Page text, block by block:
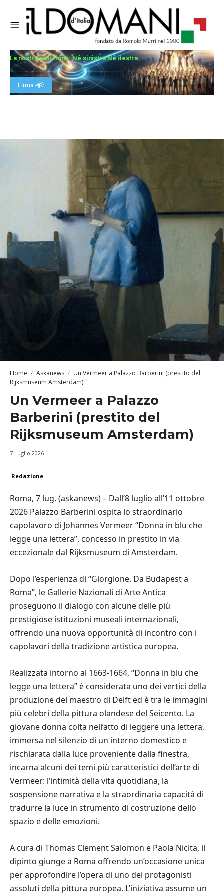
La nostra petizione: Né sinistra Né destra
Firma -
Home Askanews
Un Vermeer a Palazzo Barberini (prestito del
Rijksmuseum Amsterdam)
Un Vermeer a Palazzo
Barberini (prestito del
Rijksmuseum Amsterdam)
7 Luglio 2026
Redazione
Roma, 7 lug. (askanews) – Dall’8 luglio all’11 ottobre
2026 Palazzo Barberini ospita lo straordinario
capolavoro di Johannes Vermeer “Donna in blu che
legge una lettera”, concesso in prestito in via
eccezionale dal Rijksmuseum di Amsterdam.
Dopo l’esperienza di “Giorgione. Da Budapest a
Roma”, le Gallerie Nazionali di Arte Antica
proseguono il dialogo con alcune delle più
prestigiose istituzioni museali internazionali,
offrendo una nuova opportunità di incontro con i
capolavori della tradizione artistica europea.
Realizzata intorno al 1663-1664, “Donna in blu che
legge una lettera” è considerata uno dei vertici della
produzione del maestro di Delft ed è tra le immagini
più celebri della pittura olandese del Seicento. La
giovane donna colta nell’atto di leggere una lettera,
immersa nel silenzio di un interno domestico e
rischiarata dalla luce proveniente dalla finestra,
incarna alcuni dei temi più caratteristici dell’arte di
Vermeer: l’intimità della vita quotidiana, la
sospensione narrativa e la straordinaria capacità di
tradurre la luce in strumento di costruzione dello
spazio e delle emozioni.
A cura di Thomas Clement Salomon e Paola Nicita, il
dipinto giunge a Roma offrendo un’occasione unica
per approfondire l’opera di uno dei protagonisti
assoluti della pittura europea. L’iniziativa assume un